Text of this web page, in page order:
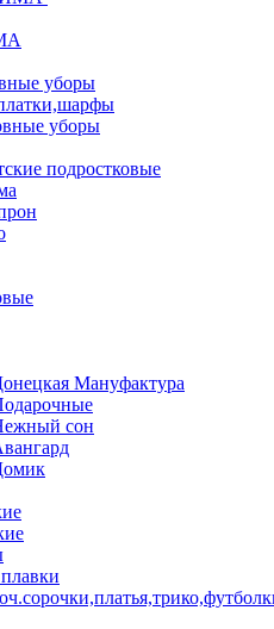
уборы
уборы
подростковые
Мануфактура
сон